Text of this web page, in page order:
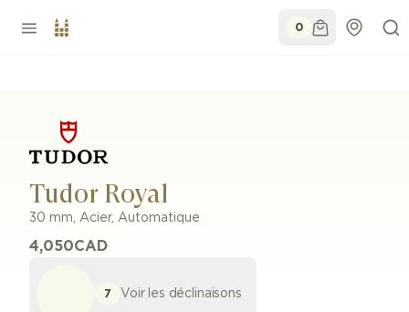
0
Tudor Royal
30 mm, Acier, Automatique
4,050CAD
7 Voir les déclinaisons